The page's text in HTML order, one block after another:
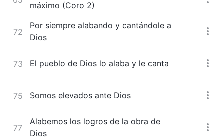
máximo (Coro 2)
72
Por siempre alabando y cantándole a
Dios
73 El pueblo de Dios lo alaba y le canta
75 Somos elevados ante Dios
77
Alabemos los logros de la obra de
Dios